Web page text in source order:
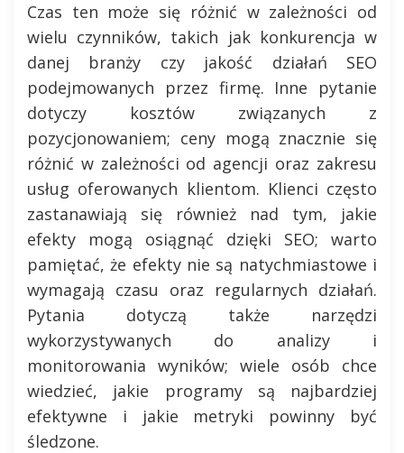
Czas ten może się różnić w zależności od
wielu czynników, takich jak konkurencja w
danej branży czy jakość działań SEO
podejmowanych przez firmę. Inne pytanie
dotyczy kosztów związanych z
pozycjonowaniem; ceny mogą znacznie się
różnić w zależności od agencji oraz zakresu
usług oferowanych klientom. Klienci często
zastanawiają się również nad tym, jakie
efekty mogą osiągnąć dzięki SEO; warto
pamiętać, że efekty nie są natychmiastowe i
wymagają czasu oraz regularnych działań.
Pytania dotyczą także narzędzi
wykorzystywanych do analizy i
monitorowania wyników; wiele osób chce
wiedzieć, jakie programy są najbardziej
efektywne i jakie metryki powinny być
śledzone.